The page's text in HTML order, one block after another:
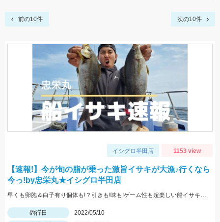
前の10件 次の10件
イシグロ半田店 1153 view
【速報!】今が旬の脂が乗った激旨イサキが大漁♪行くなら
今っ!by忠栄丸★イシグロ半田店
早くも卵胞＆白子有り個体も!？引きも!味も!ゲーム性も超楽しい船イサキ釣りみなさんもぜひ!!
釣行日
2022/05/10